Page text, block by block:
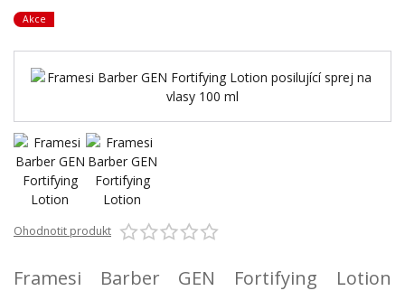
Akce
Ohodnotit produkt
Framesi Barber GEN Fortifying Lotion